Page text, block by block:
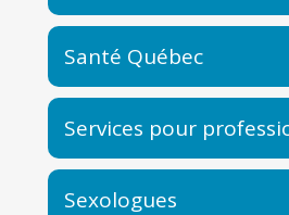
Santé Québec
Services pour
Sexologues